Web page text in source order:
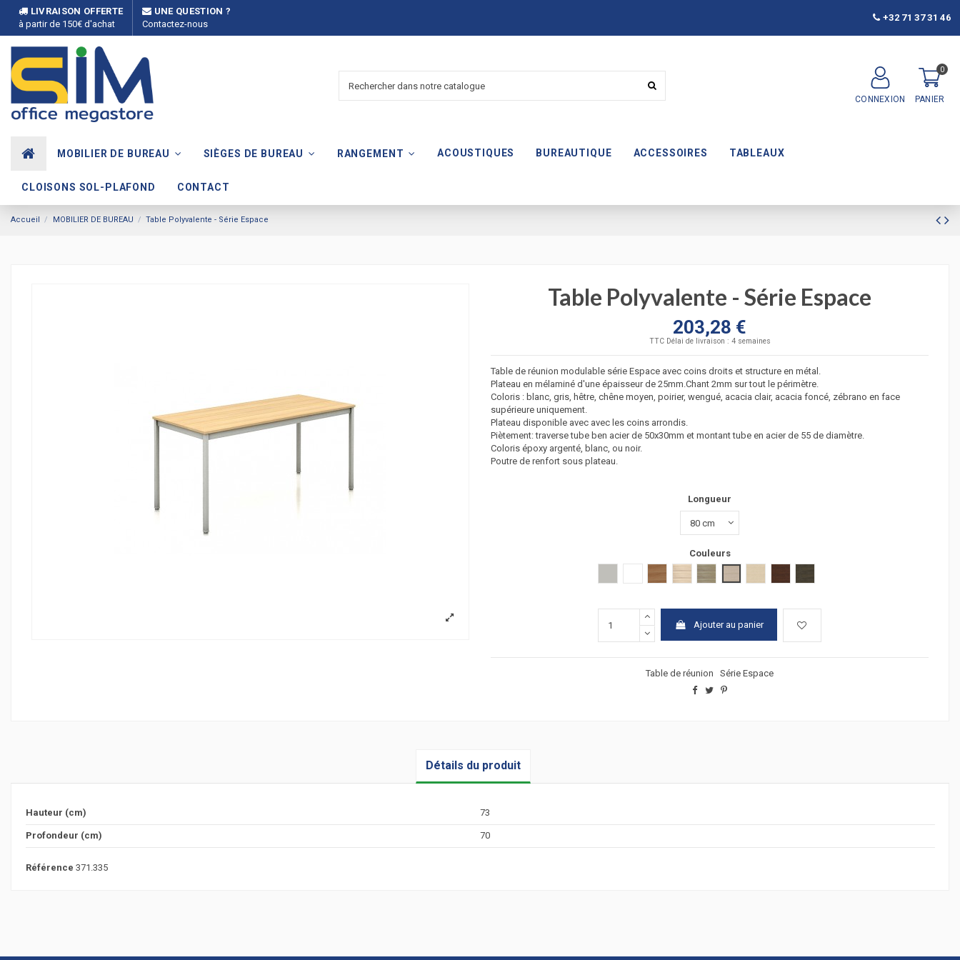
LIVRAISON OFFERTE
à partir de 150€ d'achat
UNE QUESTION ?
Contactez-nous
+32 71 37 31 46
CONNEXION
0
PANIER
MOBILIER DE BUREAU SIÈGES DE BUREAU RANGEMENT ACOUSTIQUES BUREAUTIQUE ACCESSOIRES TABLEAUX
CLOISONS SOL-PLAFOND CONTACT
Accueil MOBILIER DE BUREAU Table Polyvalente - Série Espace
Table Polyvalente - Série Espace
203,28 €
TTC Délai de livraison : 4 semaines
Table de réunion modulable série Espace avec coins droits et structure en métal.
Plateau en mélaminé d'une épaisseur de 25mm.Chant 2mm sur tout le périmètre.
Coloris : blanc, gris, hêtre, chêne moyen, poirier, wengué, acacia clair, acacia foncé, zébrano en face
supérieure uniquement.
Plateau disponible avec avec les coins arrondis.
Piètement: traverse tube ben acier de 50x30mm et montant tube en acier de 55 de diamètre.
Coloris époxy argenté, blanc, ou noir.
Poutre de renfort sous plateau.
Longueur
Couleurs
poirieracacia clairacacia fonçé
Ajouter au panier
Table de réunion Série Espace
Détails du produit
Hauteur (cm) 73
Profondeur (cm) 70
Référence 371.335